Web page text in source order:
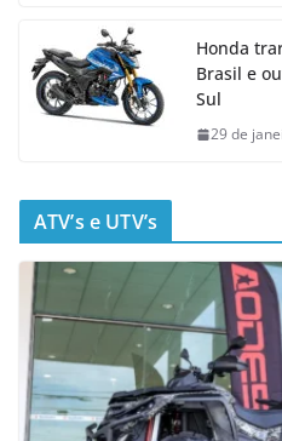
Honda
Brasil e
Sul
29 de
ATV’s e UTV’s